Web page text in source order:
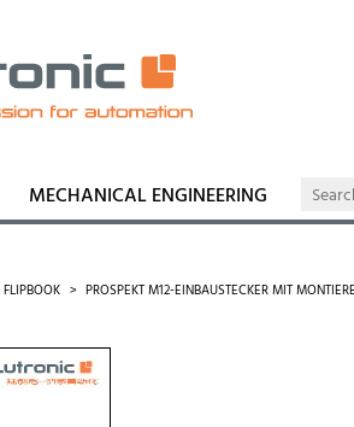
MECHANICAL ENGINEERING
PROSPEKT M12-EINBAUSTECKER MIT